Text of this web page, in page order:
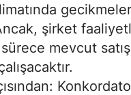
gecikmeler
şirket
mevcut